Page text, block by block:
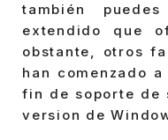
también
extendido que
obstante, otros
han comenzado
fin de soporte de
version de